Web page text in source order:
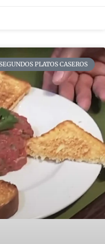
PLATOS CASEROS